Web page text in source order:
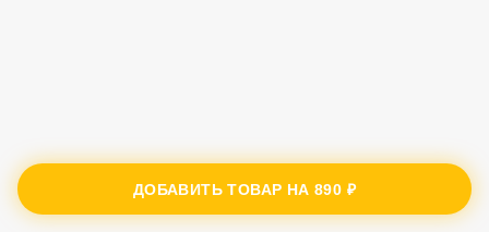
ДОБАВИТЬ ТОВАР НА890 ₽